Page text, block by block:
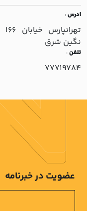
ادرس:
نگين شرق
تلفن:
77719784
عضویت در خبرنامه